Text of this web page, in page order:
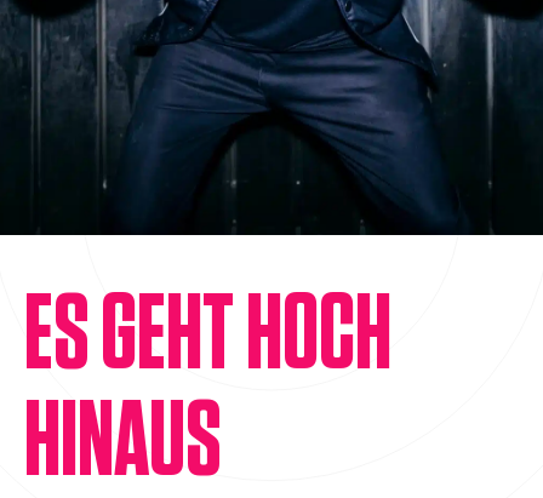
ES GEHT HOCH
HINAUS